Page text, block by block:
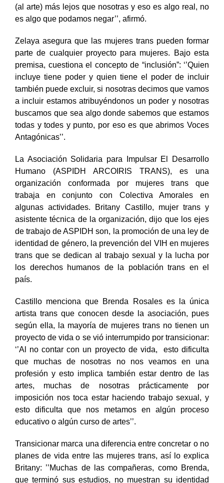
más para una persona trans, que tienen los accesos
(al arte) más lejos que nosotras y eso es algo real, no
Zelaya asegura que las mujeres trans pueden formar
parte de cualquier proyecto para mujeres. Bajo esta
premisa, cuestiona el concepto de “inclusión”: ‘’Quien
incluye tiene poder y quien tiene el poder de incluir
también puede excluir, si nosotras decimos que vamos
a incluir estamos atribuyéndonos un poder y nosotras
buscamos que sea algo donde sabemos que estamos
todas y todes y punto, por eso es que abrimos Voces
La Asociación Solidaria para Impulsar El Desarrollo
Humano (ASPIDH ARCOIRIS TRANS), es una
organización conformada por mujeres trans que
trabaja en conjunto con Colectiva Amorales en
algunas actividades. Britany Castillo, mujer trans y
asistente técnica de la organización, dijo que los ejes
de trabajo de ASPIDH son, la promoción de una ley de
identidad de género, la prevención del VIH en mujeres
trans que se dedican al trabajo sexual y la lucha por
los derechos humanos de la población trans en el
Castillo menciona que Brenda Rosales es la única
artista trans que conocen desde la asociación, pues
según ella, la mayoría de mujeres trans no tienen un
proyecto de vida o se vió interrumpido por transicionar:
‘’Al no contar con un proyecto de vida, esto dificulta
que muchas de nosotras no nos veamos en una
profesión y esto implica también estar dentro de las
artes, muchas de nosotras prácticamente por
imposición nos toca estar haciendo trabajo sexual, y
esto dificulta que nos metamos en algún proceso
Transicionar marca una diferencia entre concretar o no
planes de vida entre las mujeres trans, así lo explica
Britany: ’’Muchas de las compañeras, como Brenda,